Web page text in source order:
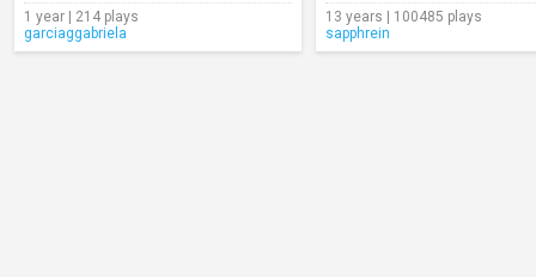
1 year | 214 plays
garciaggabriela
13 years | 100485 plays
sapphrein